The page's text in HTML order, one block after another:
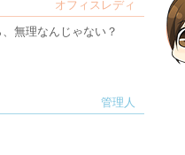
無理なんじゃない？